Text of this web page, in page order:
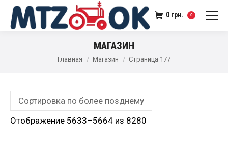
0 грн. 0
МАГАЗИН
Главная Магазин Страница 177
Отображение 5633–5664 из 8280